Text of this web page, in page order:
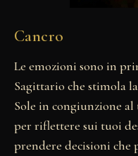
Cancro
Le emozioni sono in
Sagittario che stimola
Sole in congiunzione
per riflettere sui tuoi
prendere decisioni che